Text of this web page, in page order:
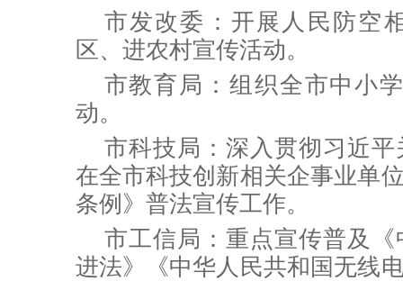
市发改委： 开展人民防空
区、进农村宣传活动。
市教育局： 组织全市中小
动。
市科技局：深入贯彻习近
在全市科技创新相关企事业单
条例》普法宣传工作。
市工信局：重点宣传普及
进法》《中华人民共和国无线